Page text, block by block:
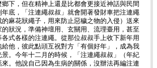
鄉下，但在精神上還是比都會更接近神話與民間
底，「注連繩叔叔」就會開著發財車把注連繩
的麻花狀繩子，用來防止惡穢之物的入侵）送來
狀況，準備神壇用、玄關用、流理臺用，甚至
式各樣的注連繩。從那位叔叔手上收下新年用
他，彼此點頭互祝對方「有個好年」，成為我
。今年十二月的時候，「注連繩叔叔」（年紀
。他說自己因為生病的關係，沒辦法再編注連